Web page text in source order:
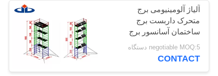
داربست جک های
سطوح
11
آلیاژ آلومینیومی برج
متحرک داربست برج
ساختمان آسانسور برج
272kg ظرفیت بار
negotiable MOQ:5 دستگاه
CONTACT